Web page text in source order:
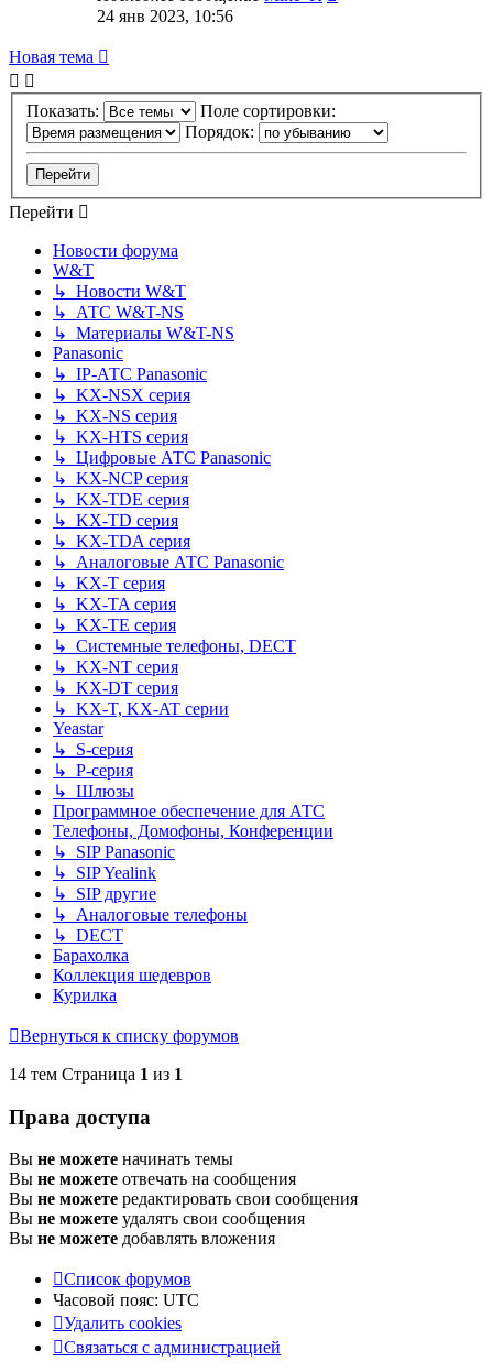
24 янв 2023, 10:56
Новая тема
Показать:
Поле сортировки:
Порядок:
Перейти
Новости форума
W&T
↳ Новости W&T
↳ АТС W&T-NS
↳ Материалы W&T-NS
Panasonic
↳ IP-АТС Panasonic
↳ KX-NSX серия
↳ KX-NS серия
↳ KX-HTS серия
↳ Цифровые АТС Panasonic
↳ KX-NCP серия
↳ KX-TDE серия
↳ KX-TD серия
↳ KX-TDA серия
↳ Аналоговые АТС Panasonic
↳ KX-T серия
↳ KX-TA серия
↳ KX-TE серия
↳ Системные телефоны, DECT
↳ KX-NT серия
↳ KX-DT серия
↳ KX-T, KX-AT серии
Yeastar
↳ S-серия
↳ P-серия
↳ Шлюзы
Программное обеспечение для АТС
Телефоны, Домофоны, Конференции
↳ SIP Panasonic
↳ SIP Yealink
↳ SIP другие
↳ Аналоговые телефоны
↳ DECT
Барахолка
Коллекция шедевров
Курилка
Вернуться к списку форумов
14 тем Страница 1 из 1
Права доступа
Вы не можете начинать темы
Вы не можете отвечать на сообщения
Вы не можете редактировать свои сообщения
Вы не можете удалять свои сообщения
Вы не можете добавлять вложения
Список форумов
Часовой пояс: UTC
Удалить cookies
Связаться с администрацией